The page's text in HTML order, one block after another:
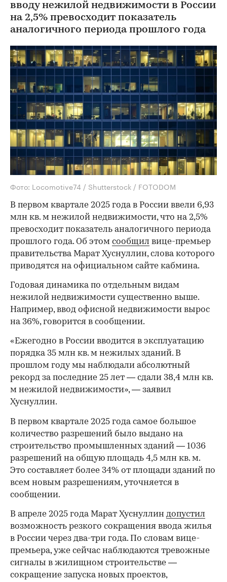
вводу нежилой недвижимости в России
на 2,5% превосходит показатель
аналогичного периода прошлого года
Фото: Locomotive74 / Shutterstock / FOTODOM
В первом квартале 2025 года в России ввели 6,93
млн кв. м нежилой недвижимости, что на 2,5%
превосходит показатель аналогичного периода
прошлого года. Об этом сообщил вице-премьер
правительства Марат Хуснуллин, слова которого
приводятся на официальном сайте кабмина.
Годовая динамика по отдельным видам
нежилой недвижимости существенно выше.
Например, ввод офисной недвижимости вырос
на 36%, говорится в сообщении.
«Ежегодно в России вводится в эксплуатацию
порядка 35 млн кв. м нежилых зданий. В
прошлом году мы наблюдали абсолютный
рекорд за последние 25 лет — сдали 38,4 млн кв.
м нежилой недвижимости», — заявил
Хуснуллин.
00:00 / 00:00
В первом квартале 2025 года самое большое
количество разрешений было выдано на
строительство промышленных зданий — 1036
разрешений на общую площадь 4,5 млн кв. м.
Это составляет более 34% от площади зданий по
всем новым разрешениям, уточняется в
сообщении.
В апреле 2025 года Марат Хуснуллин допустил
возможность резкого сокращения ввода жилья
в России через два-три года. По словам вице-
премьера, уже сейчас наблюдаются тревожные
сигналы в жилищном строительстве —
сокращение запуска новых проектов,